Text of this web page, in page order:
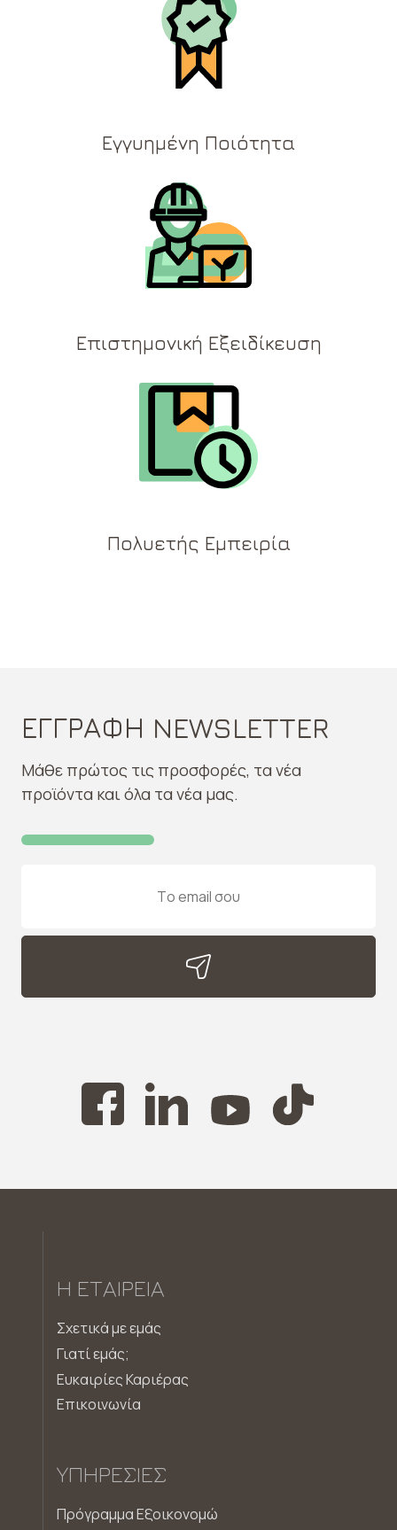
Εγγυημένη Ποιότητα
Επιστημονική Εξειδίκευση
Πολυετής Εμπειρία
ΕΓΓΡΑΦΗ NEWSLETTER
Μάθε πρώτος τις προσφορές, τα νέα
προϊόντα και όλα τα νέα μας.
Η ΕΤΑΙΡΕΊΑ
Σχετικά με εμάς
Γιατί εμάς;
Ευκαιρίες Καριέρας
Επικοινωνία
ΥΠΗΡΕΣΊΕΣ
Πρόγραμμα Εξοικονομώ